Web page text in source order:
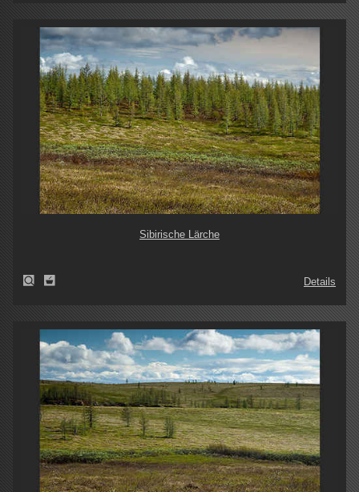
Sibirische Lärche
Details